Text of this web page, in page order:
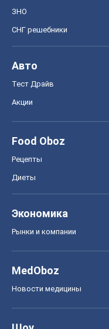
ЗНО
СНГ решебники
Авто
Тест Драйв
Акции
Food Oboz
Рецепты
Диеты
Экономика
Рынки и компании
MedOboz
Новости медицины